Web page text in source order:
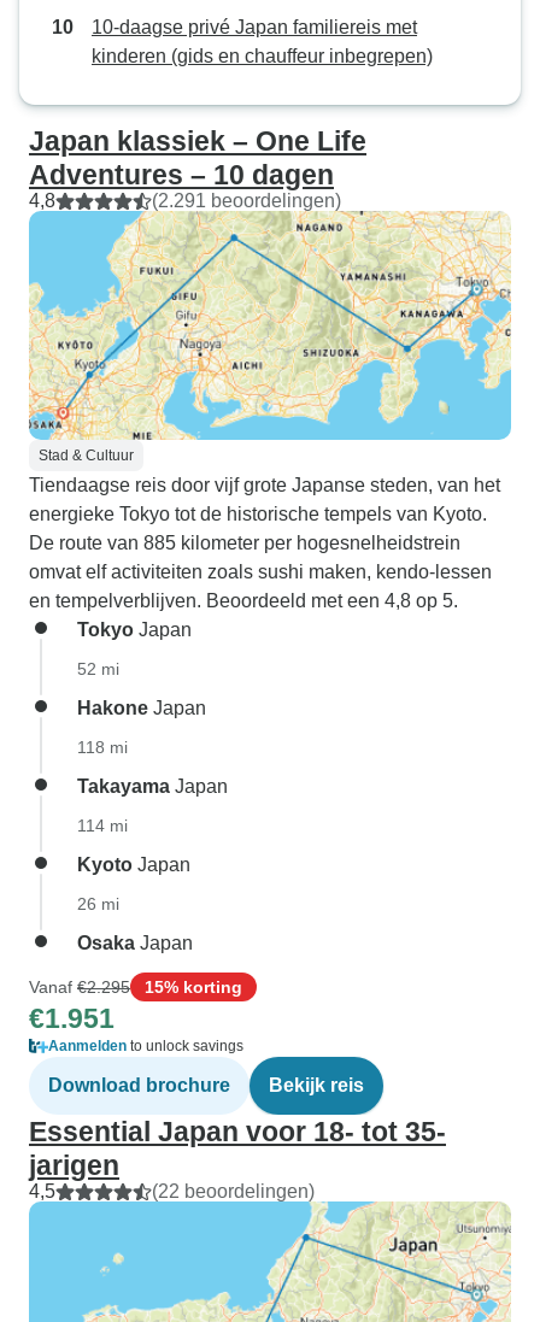
10-daagse privé Japan familiereis met
kinderen (gids en chauffeur inbegrepen)
Japan klassiek – One Life
Adventures – 10 dagen
4,8 (2.291 beoordelingen)
Stad & Cultuur
Tiendaagse reis door vijf grote Japanse steden, van het
energieke Tokyo tot de historische tempels van Kyoto.
De route van 885 kilometer per hogesnelheidstrein
omvat elf activiteiten zoals sushi maken, kendo-lessen
en tempelverblijven. Beoordeeld met een 4,8 op 5.
Tokyo Japan
52 mi
Hakone Japan
118 mi
Takayama Japan
114 mi
Kyoto Japan
26 mi
Osaka Japan
Vanaf €2.295 15% korting
€1.951
Aanmelden to unlock savings
Download brochure Bekijk reis
Essential Japan voor 18- tot 35-
jarigen
4,5 (22 beoordelingen)